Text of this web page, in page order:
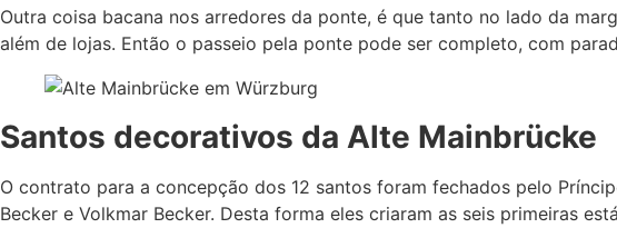
Outra coisa bacana nos arredores da ponte, é que tanto no lado da
além de lojas. Então o passeio pela ponte pode ser completo, com
Santos decorativos da Alte Mainbrücke
O contrato para a concepção dos 12 santos foram fechados pelo
Becker e Volkmar Becker. Desta forma eles criaram as seis primeiras